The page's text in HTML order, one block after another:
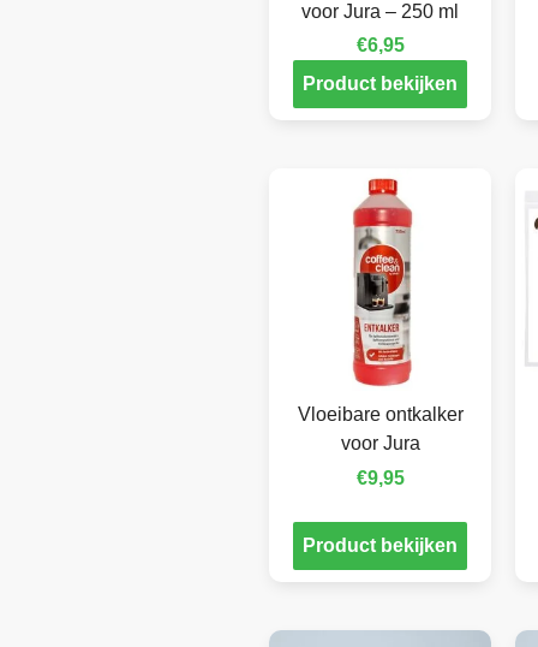
voor Jura – 250 ml
€6,95
Product bekijken
Vloeibare ontkalker
voor Jura
€9,95
Product bekijken